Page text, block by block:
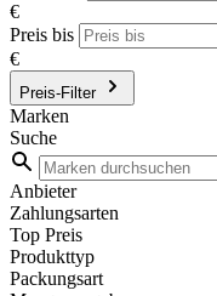
€
Preis bis
€
Preis-Filter
Marken
Suche
Anbieter
Zahlungsarten
Top Preis
Produkttyp
Packungsart